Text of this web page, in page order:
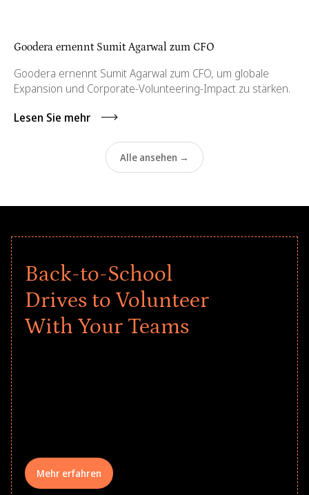
Goodera ernennt Sumit Agarwal zum CFO
Goodera ernennt Sumit Agarwal zum CFO, um globale
Expansion und Corporate-Volunteering-Impact zu stärken.
Lesen Sie mehr
Alle ansehen →
Back-to-School
Drives to Volunteer
With Your Teams
Mehr erfahren